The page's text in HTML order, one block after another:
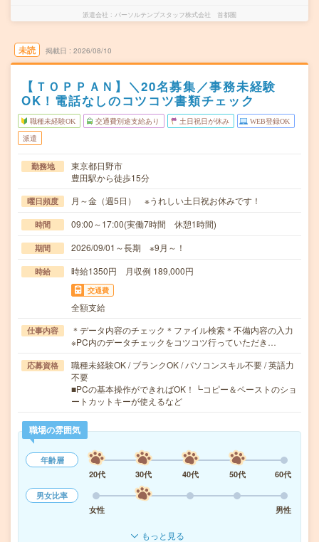
派遣会社 パーソルテンプスタッフ株式会社 首都圏
未読 掲載日 2026/08/10
【ＴＯＰＰＡＮ】＼20名募集／事務未経験
OK！電話なしのコツコツ書類チェック
職種未経験OK 交通費別途支給あり 土日祝日が休み WEB登録OK
派遣
勤務地
東京都日野市
豊田駅から徒歩15分
曜日頻度 月～金（週5日） ※うれしい土日祝お休みです！
時間 09:00～17:00(実働7時間 休憩1時間)
期間 2026/09/01～長期 ※9月～！
時給 時給1350円 月収例 189,000円
交通費
全額支給
仕事内容
＊データ内容のチェック＊ファイル検索＊不備内容の入力
※PC内のデータチェックをコツコツ行っていただき…
応募資格
職種未経験OK / ブランクOK / パソコンスキル不要 / 英語力
不要
■PCの基本操作ができればOK！┗コピー＆ペーストのショ
ートカットキーが使えるなど
職場の雰囲気
年齢層
20代
30代 40代 50代
60代
男女比率
女性
男性
もっと見る